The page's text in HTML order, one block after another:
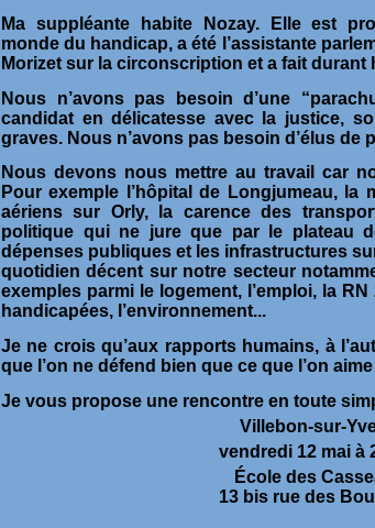
Ma suppléante habite Nozay. Elle est
monde du handicap, a été l’assistante
Morizet sur la circonscription et a fait durant
Nous n’avons pas besoin d’une
candidat en délicatesse avec la justice,
graves. Nous n’avons pas besoin d’élus de
Nous devons nous mettre au travail car
Pour exemple l’hôpital de Longjumeau,
aériens sur Orly, la carence des
politique qui ne jure que par le plateau
dépenses publiques et les infrastructures
quotidien décent sur notre secteur
exemples parmi le logement, l’emploi, la
handicapées, l’environnement...
Je ne crois qu’aux rapports humains, à
que l’on ne défend bien que ce que l’on
Je vous propose une rencontre en toute
Villebon-sur-
vendredi 12 mai à
École des
13 bis rue des